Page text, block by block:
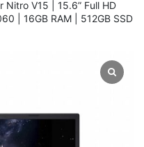
Nitro V15 | 15.6” Full HD
| 16GB RAM | 512GB SSD